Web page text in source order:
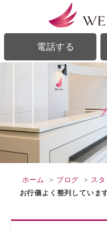
電話する
ブログ｜銀座駅、銀座一丁目駅か
ホーム ブログ
ス
お行儀よく整列してい